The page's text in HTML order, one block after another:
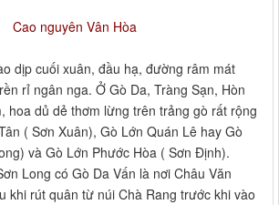
Cao nguyên Vân Hòa
dịp cuối xuân, đầu hạ, đường râm mát
rỉ ngân nga. Ở Gò Da, Tràng Sạn, Hòn
hoa dủ dẻ thơm lừng trên trảng gò rất rộng
( Sơn Xuân), Gò Lớn Quán Lê hay Gò
và Gò Lớn Phước Hòa ( Sơn Định).
Long có Gò Da Vấn là nơi Châu Văn
khi rút quân từ núi Chà Rang trước khi vào